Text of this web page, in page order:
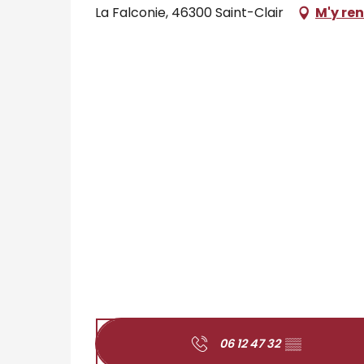
La Falconie, 46300 Saint-Clair M'y
06 12 47 32 ▒▒